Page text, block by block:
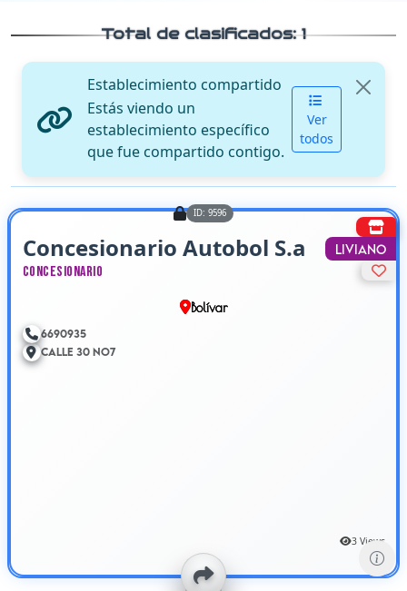
Total de clasificados:1
Establecimiento compartido
Estás viendo un
establecimiento específico
que fue compartido contigo.
Ver
todos
ID: 9596
Liviano
Concesionario Autobol S.a
Concesionario
Bolívar
6690935
Calle 30 No7
3 Views